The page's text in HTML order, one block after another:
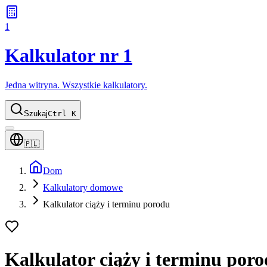
1
Kalkulator nr 1
Jedna witryna. Wszystkie kalkulatory.
SzukajCtrl K
🇵🇱
Dom
Kalkulatory domowe
Kalkulator ciąży i terminu porodu
Kalkulator ciąży i terminu